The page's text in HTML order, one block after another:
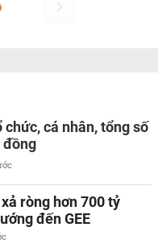
chức, cá nhân, tổng số
đồng
ròng hơn 700 tỷ
đến GEE